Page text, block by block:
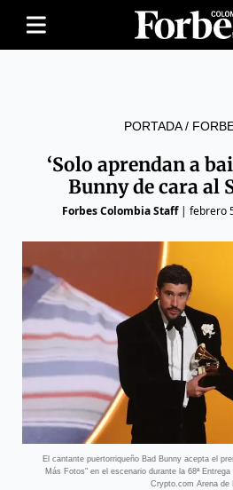
PORTADA/
‘Solo aprendan a
Bunny de cara al
Forbes Colombia Staff| febrero
El cantante puertorriqueño Bad Bunny acepta el
Más Fotos" en el escenario durante la 68ª
Crypto.com Arena de